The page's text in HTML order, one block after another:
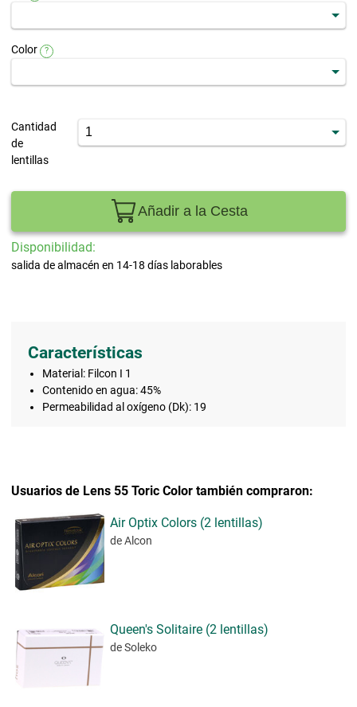
Color ?
Cantidad
de
lentillas
Añadir a la Cesta
Disponibilidad:
salida de almacén en 14-18 días laborables
Características
Material: Filcon I 1
Contenido en agua: 45%
Permeabilidad al oxígeno (Dk): 19
Usuarios de Lens 55 Toric Color también compraron:
Air Optix Colors (2 lentillas)
de Alcon
Queen's Solitaire (2 lentillas)
de Soleko